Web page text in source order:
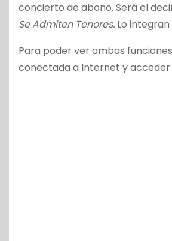
concierto de abono. Será el
Se Admiten Tenores. Lo
Para poder ver ambas
conectada a Internet y acceder